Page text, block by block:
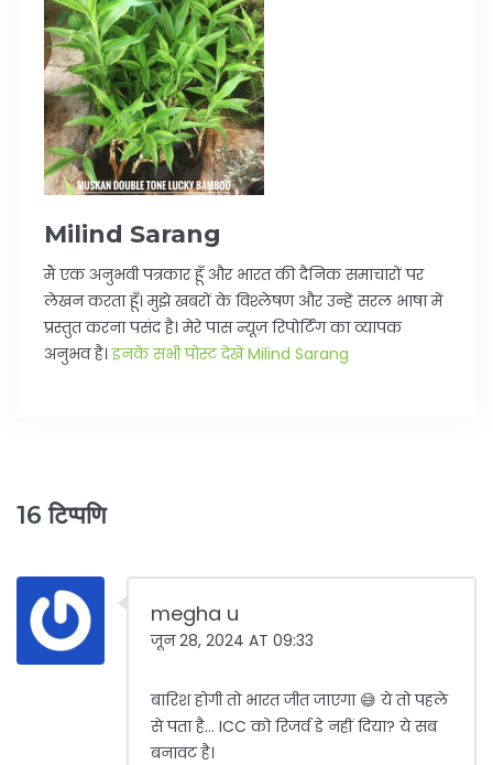
Milind Sarang
मैं एक अनुभवी पत्रकार हूँ और भारत की दैनिक समाचारों पर
लेखन करता हूँ। मुझे खबरों के विश्लेषण और उन्हें सरल भाषा में
प्रस्तुत करना पसंद है। मेरे पास न्यूज़ रिपोर्टिंग का व्यापक
अनुभव है।इनके सभी पोस्ट देखें Milind Sarang
16 टिप्पणि
megha u
जून 28, 2024 AT 09:33
बारिश होगी तो भारत जीत जाएगा 😅 ये तो पहले
से पता है... ICC को रिजर्व डे नहीं दिया? ये सब
बनावट है।